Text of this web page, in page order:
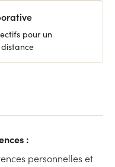
pour un
:
personnelles et